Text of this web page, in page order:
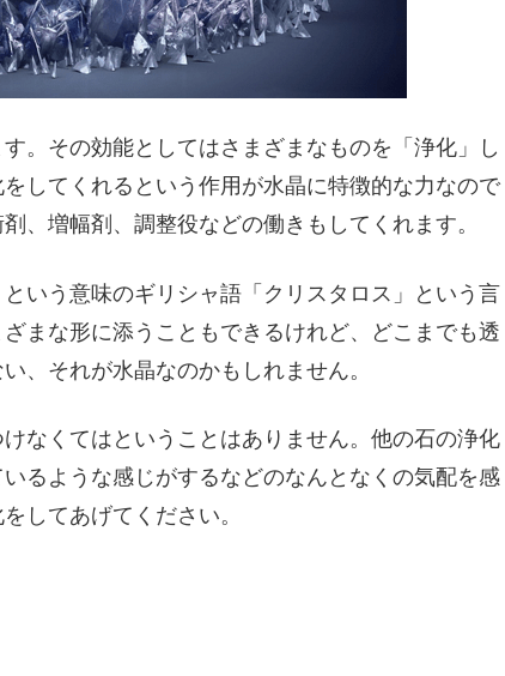
。その効能としてはさまざまなものを「浄化」し
してくれるという作用が水晶に特徴的な力なので
、増幅剤、調整役などの働きもしてくれます。
いう意味のギリシャ語「クリスタロス」という言
まな形に添うこともできるけれど、どこまでも透
、それが水晶なのかもしれません。
なくてはということはありません。他の石の浄化
るような感じがするなどのなんとなくの気配を感
してあげてください。